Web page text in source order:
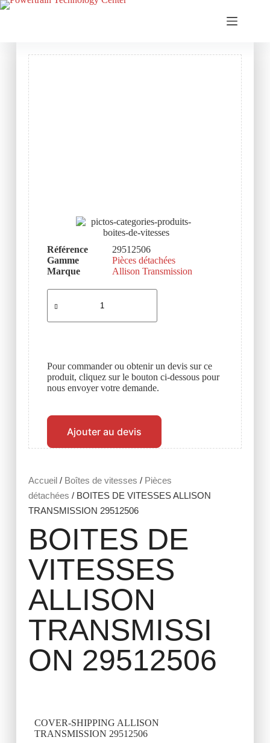
Accueil/ Boîtes de vitesses / Pièces
détachées / BOITES DE VITESSES ALLISON
TRANSMISSION 29512506
BOITES DE
VITESSES
ALLISON
TRANSMISSI
ON 29512506
COVER-SHIPPING ALLISON
TRANSMISSION 29512506
Référence
29512506
Gamme
Pièces détachées
Marque
Allison Transmission
Pour commander ou obtenir un devis sur ce
produit, cliquez sur le bouton ci-dessous pour
nous envoyer votre demande.
Ajouter au devis